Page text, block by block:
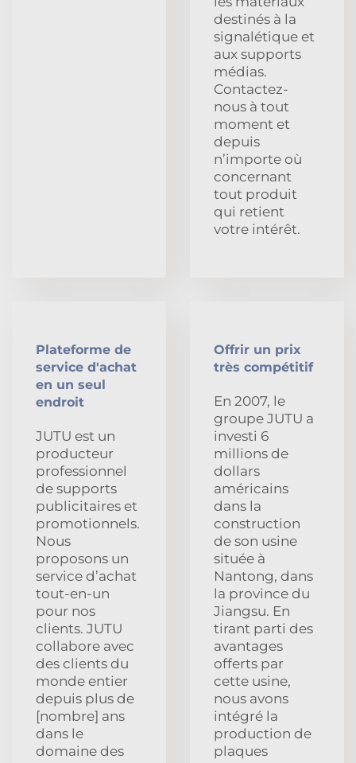
destinés à la
signalétique et
aux supports
médias.
Contactez-
nous à tout
moment et
depuis
n’importe où
concernant
tout produit
qui retient
votre intérêt.
Plateforme de
service d'achat
en un seul
endroit
JUTU est un
producteur
professionnel
de supports
publicitaires et
promotionnels.
Nous
proposons un
service d’achat
tout-en-un
pour nos
clients. JUTU
collabore avec
des clients du
monde entier
depuis plus de
[nombre] ans
dans le
domaine des
Offrir un prix
très compétitif
En 2007, le
groupe JUTU a
investi 6
millions de
dollars
américains
dans la
construction
de son usine
située à
Nantong, dans
la province du
Jiangsu. En
tirant parti des
avantages
offerts par
cette usine,
nous avons
intégré la
production de
plaques